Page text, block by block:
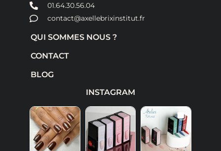
01.64.30.56.04
contact@axellebrixinstitut.fr
QUI SOMMES NOUS ?
CONTACT
BLOG
INSTAGRAM